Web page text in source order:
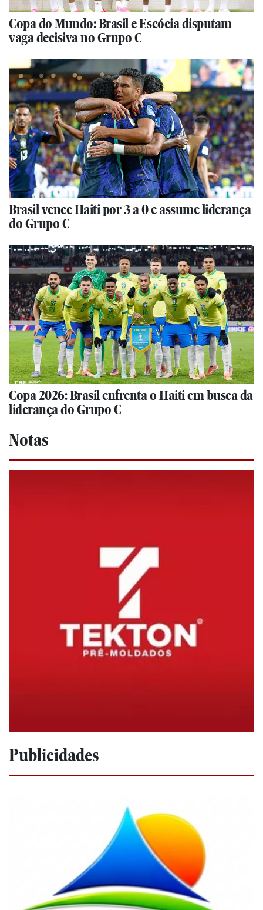
Copa do Mundo: Brasil e Escócia disputam
vaga decisiva no Grupo C
Brasil vence Haiti por 3 a 0 e assume liderança
do Grupo C
Copa 2026: Brasil enfrenta o Haiti em busca da
liderança do Grupo C
Notas
Publicidades